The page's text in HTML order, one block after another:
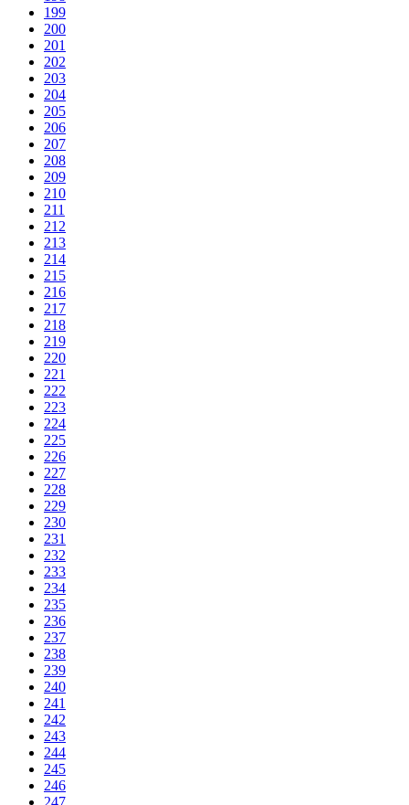
199
200
201
202
203
204
205
206
207
208
209
210
211
212
213
214
215
216
217
218
219
220
221
222
223
224
225
226
227
228
229
230
231
232
233
234
235
236
237
238
239
240
241
242
243
244
245
246
247